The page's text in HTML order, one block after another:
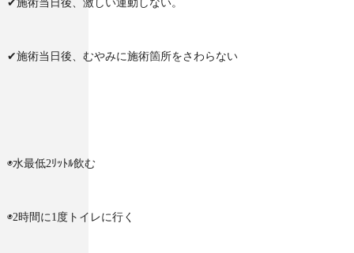
✔︎施術当日後、激しい運動しない。
✔︎施術当日後、むやみに施術箇所をさわらない
◉水最低2ﾘｯﾄﾙ飲む
◉2時間に1度トイレに行く